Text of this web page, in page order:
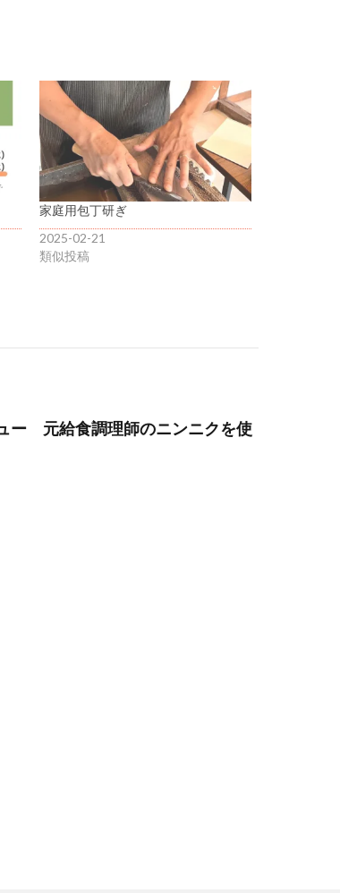
家庭用包丁研ぎ
2025-02-21
類似投稿
ー 元給食調理師のニンニクを使